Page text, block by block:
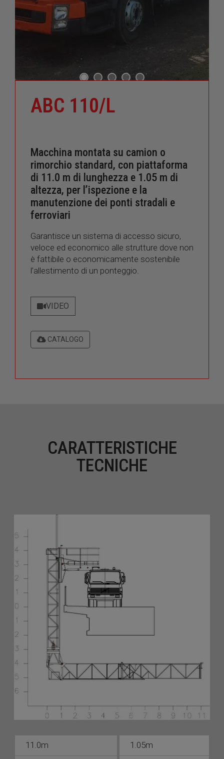
ABC 110/L
Macchina montata su camion o
rimorchio standard, con piattaforma
di 11.0 m di lunghezza e 1.05 m di
altezza, per l’ispezione e la
manutenzione dei ponti stradali e
ferroviari
Garantisce un sistema di accesso sicuro,
veloce ed economico alle strutture dove non
è fattibile o economicamente sostenibile
l’allestimento di un ponteggio.
VIDEO
CATALOGO
CARATTERISTICHE
TECNICHE
11.0m 1.05m